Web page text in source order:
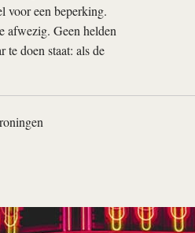
voor een beperking.
afwezig. Geen helden
doen staat: als de